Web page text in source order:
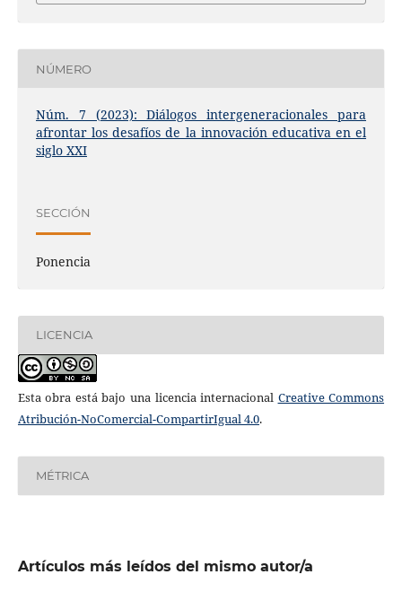
NÚMERO
Núm. 7 (2023): Diálogos intergeneracionales para
afrontar los desafíos de la innovación educativa en el
siglo XXI
SECCIÓN
Ponencia
LICENCIA
Esta obra está bajo una licencia internacional Creative Commons
Atribución-NoComercial-CompartirIgual 4.0.
MÉTRICA
Artículos más leídos del mismo autor/a